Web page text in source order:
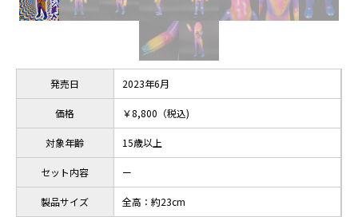
発売日 2023年6月
価格 ￥8,800（税込)
対象年齢 15歳以上
セット内容 ー
製品サイズ 全高：約23cm